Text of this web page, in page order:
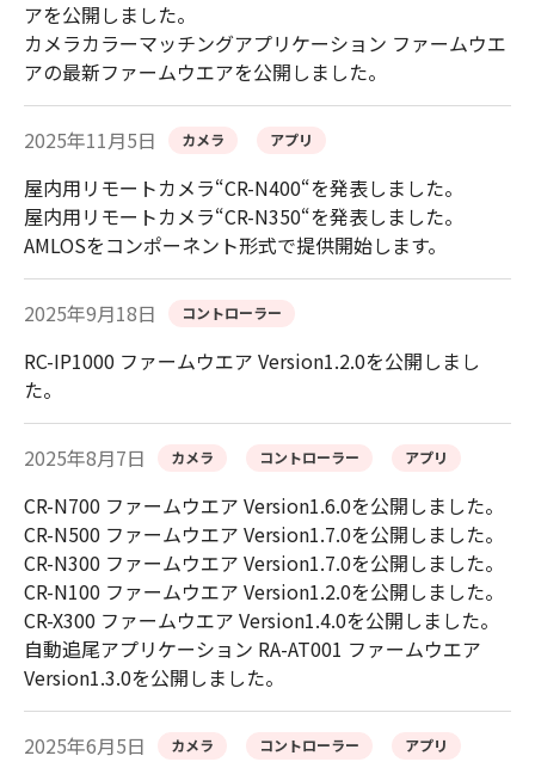
アを公開しました。
カメラカラーマッチングアプリケーション ファームウエ
アの最新ファームウエアを公開しました。
2025年11月5日 カメラ アプリ
屋内用リモートカメラ“CR-N400“を発表しました。
屋内用リモートカメラ“CR-N350“を発表しました。
AMLOSをコンポーネント形式で提供開始します。
2025年9月18日 コントローラー
RC-IP1000 ファームウエア Version1.2.0を公開しまし
た。
2025年8月7日 カメラ コントローラー アプリ
CR-N700 ファームウエア Version1.6.0を公開しました。
CR-N500 ファームウエア Version1.7.0を公開しました。
CR-N300 ファームウエア Version1.7.0を公開しました。
CR-N100 ファームウエア Version1.2.0を公開しました。
CR-X300 ファームウエア Version1.4.0を公開しました。
自動追尾アプリケーション RA-AT001 ファームウエア
Version1.3.0を公開しました。
2025年6月5日 カメラ コントローラー アプリ